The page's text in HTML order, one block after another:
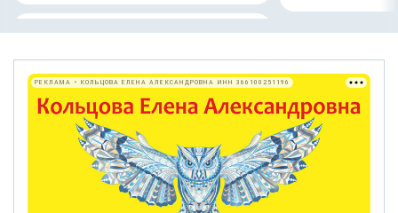
РЕКЛАМА • КОЛЬЦОВА ЕЛЕНА АЛЕКСАНДРОВНА ИНН 366100251196